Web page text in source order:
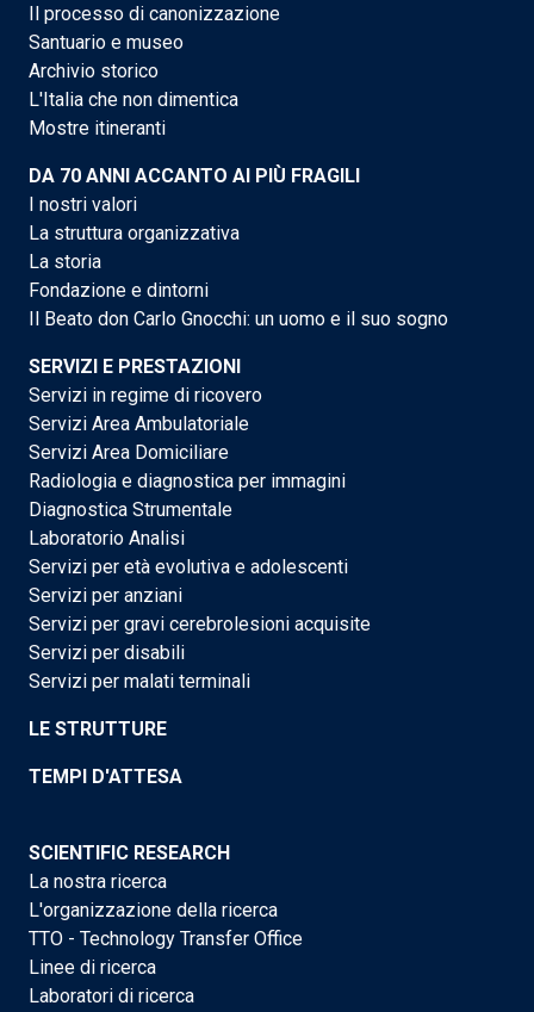
Il processo di canonizzazione
Santuario e museo
Archivio storico
L'Italia che non dimentica
Mostre itineranti
DA 70 ANNI ACCANTO AI PIÙ FRAGILI
I nostri valori
La struttura organizzativa
La storia
Fondazione e dintorni
Il Beato don Carlo Gnocchi: un uomo e il suo sogno
SERVIZI E PRESTAZIONI
Servizi in regime di ricovero
Servizi Area Ambulatoriale
Servizi Area Domiciliare
Radiologia e diagnostica per immagini
Diagnostica Strumentale
Laboratorio Analisi
Servizi per età evolutiva e adolescenti
Servizi per anziani
Servizi per gravi cerebrolesioni acquisite
Servizi per disabili
Servizi per malati terminali
LE STRUTTURE
TEMPI D'ATTESA
SCIENTIFIC RESEARCH
La nostra ricerca
L'organizzazione della ricerca
TTO - Technology Transfer Office
Linee di ricerca
Laboratori di ricerca